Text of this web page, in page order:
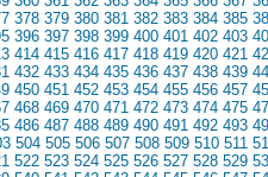
378 379 380 381 382 383 384 385
396 397 398 399 400 401 402 403
414 415 416 417 418 419 420 421
432 433 434 435 436 437 438 439
450 451 452 453 454 455 456 457
468 469 470 471 472 473 474 475
486 487 488 489 490 491 492 493
504 505 506 507 508 509 510 511
522 523 524 525 526 527 528 529